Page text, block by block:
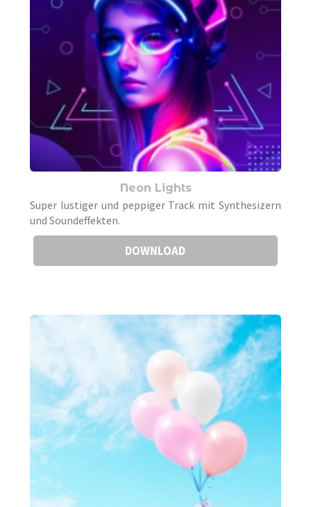
Neon Lights
Super lustiger und peppiger Track mit Synthesizern
und Soundeffekten.
DOWNLOAD